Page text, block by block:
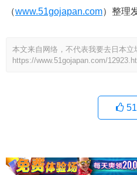
（www.51gojapan.com）整理
本文来自网络，不代表我要去日本立
https://www.51gojapan.com/
51